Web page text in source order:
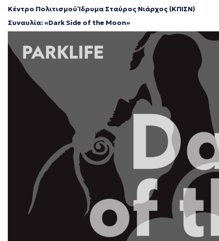
Κέντρο Πολιτισμού Ίδρυμα Σταύρος Νιάρχος (ΚΠΙΣΝ)
Συναυλία: «Dark Side of the Moon»